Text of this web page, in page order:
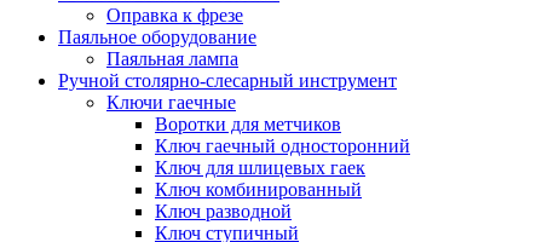
Оправка к фрезе
Паяльное оборудование
Паяльная лампа
Ручной столярно-слесарный инструмент
Ключи гаечные
Воротки для метчиков
Ключ гаечный односторонний
Ключ для шлицевых гаек
Ключ комбинированный
Ключ разводной
Ключ ступичный